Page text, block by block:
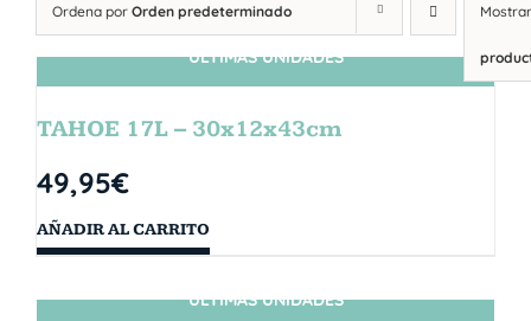
Ordena por Orden predeterminado
ÚLTIMAS UNIDADES
TAHOE 17L – 30x12x43cm
49,95€
AÑADIR AL CARRITO
ÚLTIMAS UNIDADES